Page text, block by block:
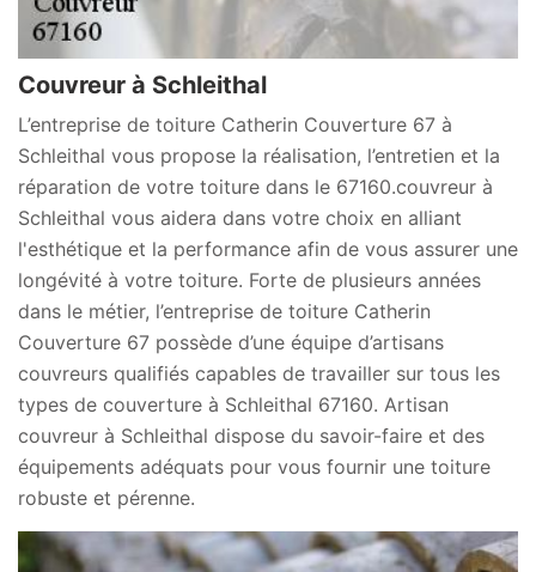
Couvreur à Schleithal
L’entreprise de toiture Catherin Couverture 67 à
Schleithal vous propose la réalisation, l’entretien et la
réparation de votre toiture dans le 67160.couvreur à
Schleithal vous aidera dans votre choix en alliant
l'esthétique et la performance afin de vous assurer une
longévité à votre toiture. Forte de plusieurs années
dans le métier, l’entreprise de toiture Catherin
Couverture 67 possède d’une équipe d’artisans
couvreurs qualifiés capables de travailler sur tous les
types de couverture à Schleithal 67160. Artisan
couvreur à Schleithal dispose du savoir-faire et des
équipements adéquats pour vous fournir une toiture
robuste et pérenne.